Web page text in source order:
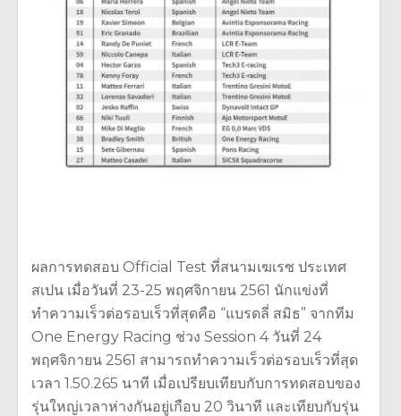
ผลการทดสอบ Official Test ที่สนามเฆเรซ ประเทศ
สเปน เมื่อวันที่ 23-25 พฤศจิกายน 2561 นักแข่งที่
ทำความเร็วต่อรอบเร็วที่สุดคือ “แบรดลี่ สมิธ” จากทีม
One Energy Racing ช่วง Session 4 วันที่ 24
พฤศจิกายน 2561 สามารถทำความเร็วต่อรอบเร็วที่สุด
เวลา 1.50.265 นาที เมื่อเปรียบเทียบกับการทดสอบของ
รุ่นใหญ่เวลาห่างกันอยู่เกือบ 20 วินาที และเทียบกับรุ่น